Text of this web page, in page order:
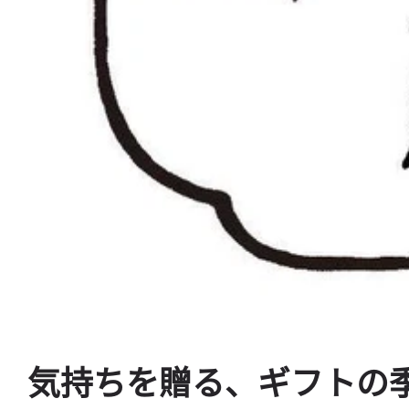
気持ちを贈る、ギフトの